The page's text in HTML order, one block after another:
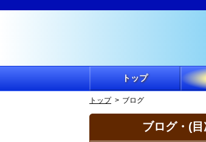
トップ
トップ ブログ
ブログ・(目